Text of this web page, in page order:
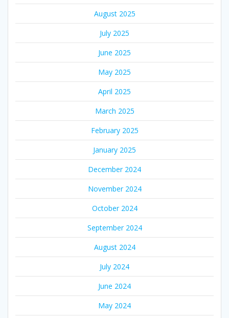
August 2025
July 2025
June 2025
May 2025
April 2025
March 2025
February 2025
January 2025
December 2024
November 2024
October 2024
September 2024
August 2024
July 2024
June 2024
May 2024